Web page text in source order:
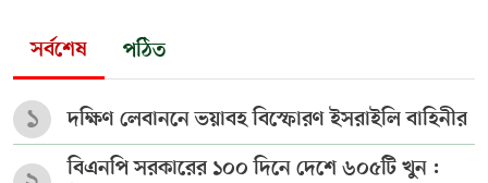
সর্বশেষ পঠিত
১ দক্ষিণ লেবাননে ভয়াবহ বিস্ফোরণ ইসরাইলি বাহিনীর
বিএনপি সরকারের ১০০ দিনে দেশে ৬০৫টি খুন :